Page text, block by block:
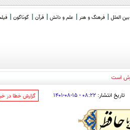
بین الملل فرهنگ و هنر علم و دانش قرآن گوناگون
تاریخ انتشار: ۰۸:۲۲ - ۱۵-۰۸-۱۴۰۱ ‌گزارش خطا در